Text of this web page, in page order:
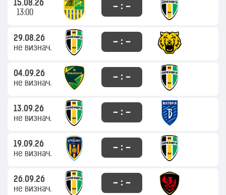
15.08.26
13:00
– : –
29.08.26
не визнач.
– : –
04.09.26
не визнач.
– : –
13.09.26
не визнач.
– : –
19.09.26
не визнач.
– : –
26.09.26
не визнач.
– : –